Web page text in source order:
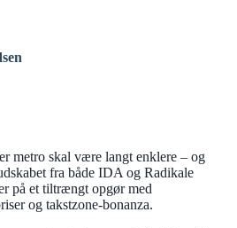
metro skal være langt enklere – og
fra både IDA og Radikale
på et tiltrængt opgør med
og takstzone-bonanza.